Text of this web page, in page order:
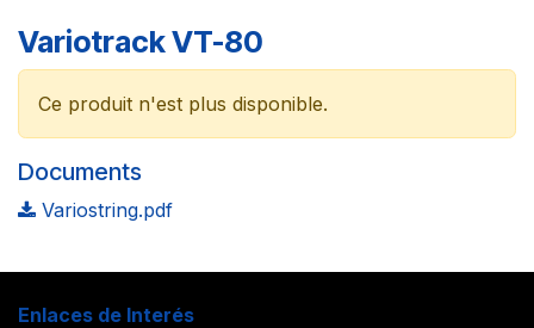
Variotrack VT-80
Ce produit n'est plus disponible.
Documents
Variostring.pdf
Enlaces de Interés